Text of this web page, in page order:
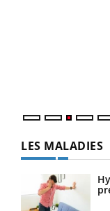
LES MALADIES